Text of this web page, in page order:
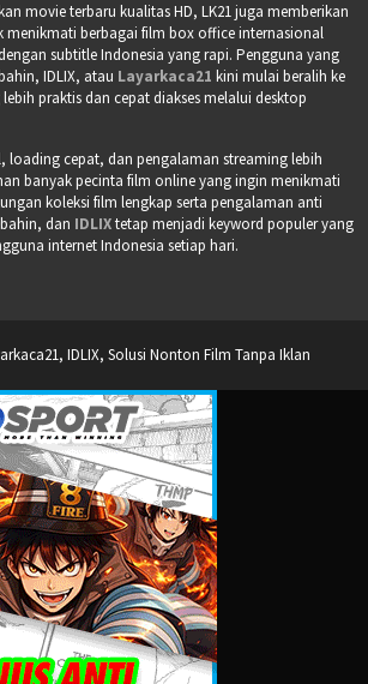
movie terbaru kualitas HD, LK21 juga memberikan
menikmati berbagai film box office internasional
subtitle Indonesia yang rapi. Pengguna yang
IDLIX, atau Layarkaca21 kini mulai beralih ke
praktis dan cepat diakses melalui desktop
loading cepat, dan pengalaman streaming lebih
banyak pecinta film online yang ingin menikmati
koleksi film lengkap serta pengalaman anti
dan IDLIXtetap menjadi keyword populer yang
internet Indonesia setiap hari.
IDLIX, Solusi Nonton Film Tanpa Iklan